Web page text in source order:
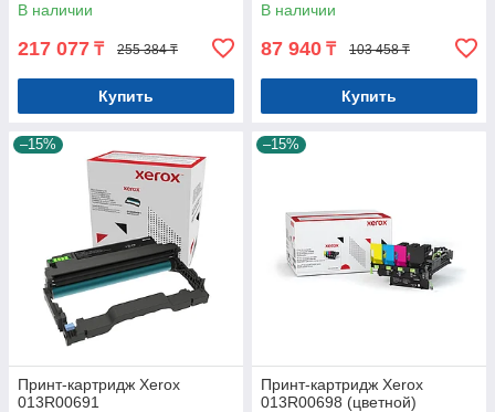
В наличии
217 077 ₸ 255 384 ₸
Купить
В наличии
87 940 ₸ 103 458 ₸
Купить
–15%
Принт-картридж Xerox
013R00691
–15%
Принт-картридж Xerox
013R00698 (цветной)